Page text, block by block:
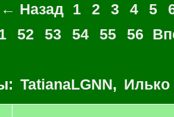
← Назад 1 2 3 4 5
52 53 54 55 56
TatianaLGNN, Илько